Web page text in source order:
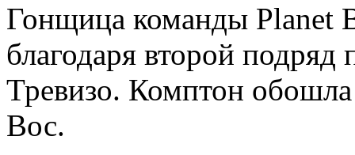
Гонщица команды Planet
благодаря второй
Тревизо. Комптон
Вос.